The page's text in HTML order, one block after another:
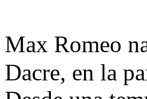
Max Romeo
Dacre, en la